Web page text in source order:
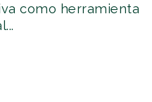
como herramienta